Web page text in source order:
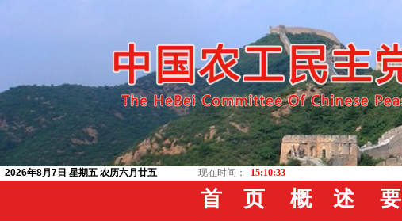
2026年8月7日 星期五 农历六月廿五 现在时间： 15:10:34
首 页 概 述